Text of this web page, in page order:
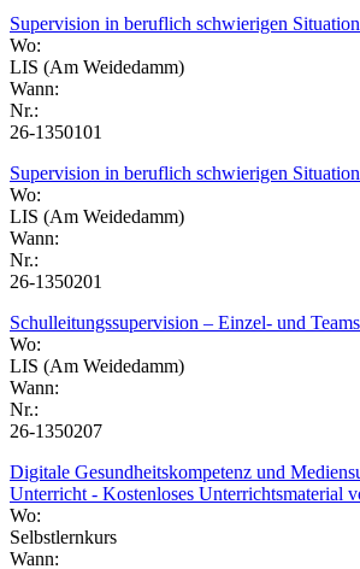
Supervision in beruflich schwierigen
Wo:
LIS (Am Weidedamm)
Wann:
Nr.:
26-1350101
Supervision in beruflich schwierigen
Wo:
LIS (Am Weidedamm)
Wann:
Nr.:
26-1350201
Schulleitungssupervision – Einzel- und
Wo:
LIS (Am Weidedamm)
Wann:
Nr.:
26-1350207
Digitale Gesundheitskompetenz und
Unterricht - Kostenloses
Wo:
Selbstlernkurs
Wann: